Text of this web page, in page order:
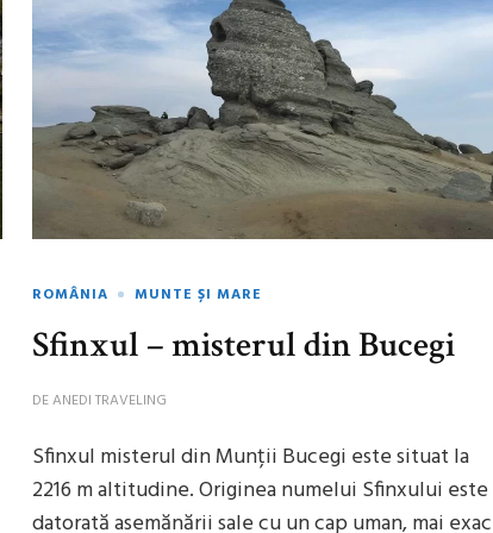
ROMÂNIA MUNTE ȘI MARE
Sfinxul – misterul din Bucegi
DEANEDI TRAVELING
Sfinxul misterul din Munții Bucegi este situat la
2216 m altitudine. Originea numelui Sfinxului este
datorată asemănării sale cu un cap uman, mai